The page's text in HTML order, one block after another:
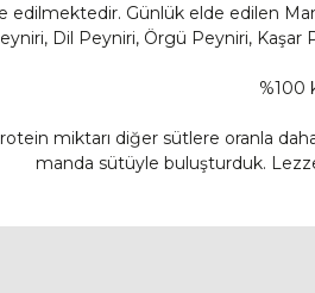
edilmektedir. Günlük elde edilen
Dil Peyniri, Örgü Peyniri,
%100
miktarı diğer sütlere oranla
manda sütüyle buluşturduk.